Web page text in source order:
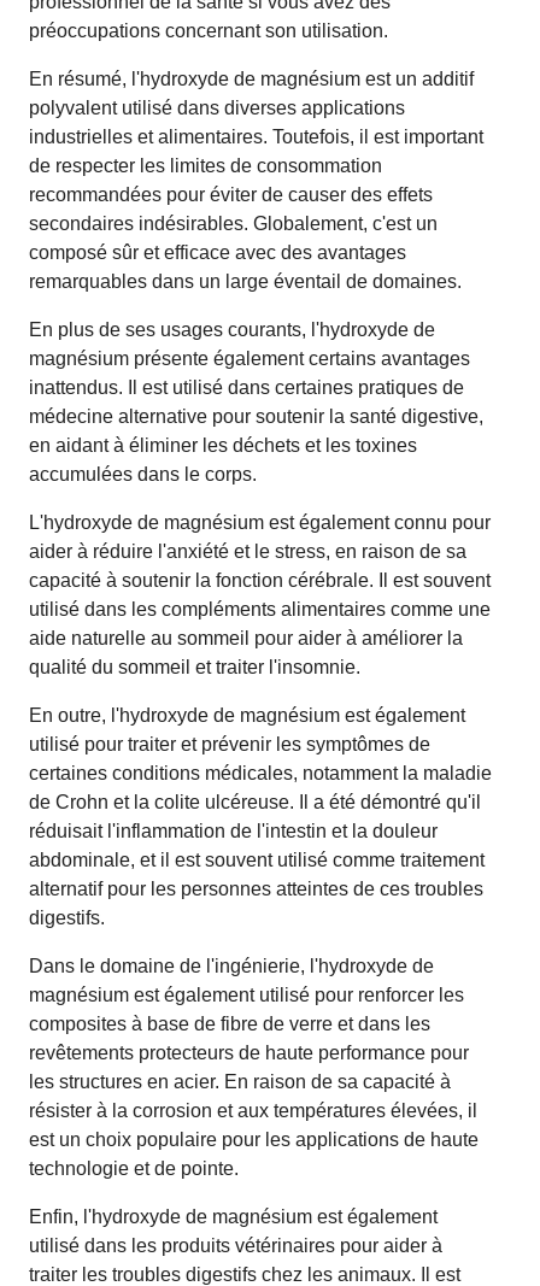
préoccupations concernant son utilisation.
En résumé, l'hydroxyde de magnésium est un additif
polyvalent utilisé dans diverses applications
industrielles et alimentaires. Toutefois, il est important
de respecter les limites de consommation
recommandées pour éviter de causer des effets
secondaires indésirables. Globalement, c'est un
composé sûr et efficace avec des avantages
remarquables dans un large éventail de domaines.
En plus de ses usages courants, l'hydroxyde de
magnésium présente également certains avantages
inattendus. Il est utilisé dans certaines pratiques de
médecine alternative pour soutenir la santé digestive,
en aidant à éliminer les déchets et les toxines
accumulées dans le corps.
L'hydroxyde de magnésium est également connu pour
aider à réduire l'anxiété et le stress, en raison de sa
capacité à soutenir la fonction cérébrale. Il est souvent
utilisé dans les compléments alimentaires comme une
aide naturelle au sommeil pour aider à améliorer la
qualité du sommeil et traiter l'insomnie.
En outre, l'hydroxyde de magnésium est également
utilisé pour traiter et prévenir les symptômes de
certaines conditions médicales, notamment la maladie
de Crohn et la colite ulcéreuse. Il a été démontré qu'il
réduisait l'inflammation de l'intestin et la douleur
abdominale, et il est souvent utilisé comme traitement
alternatif pour les personnes atteintes de ces troubles
digestifs.
Dans le domaine de l'ingénierie, l'hydroxyde de
magnésium est également utilisé pour renforcer les
composites à base de fibre de verre et dans les
revêtements protecteurs de haute performance pour
les structures en acier. En raison de sa capacité à
résister à la corrosion et aux températures élevées, il
est un choix populaire pour les applications de haute
technologie et de pointe.
Enfin, l'hydroxyde de magnésium est également
utilisé dans les produits vétérinaires pour aider à
traiter les troubles digestifs chez les animaux. Il est